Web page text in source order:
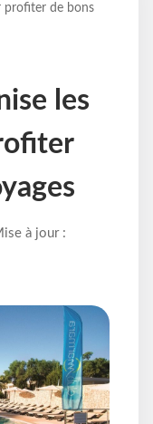
profiter de bons
les
à jour :